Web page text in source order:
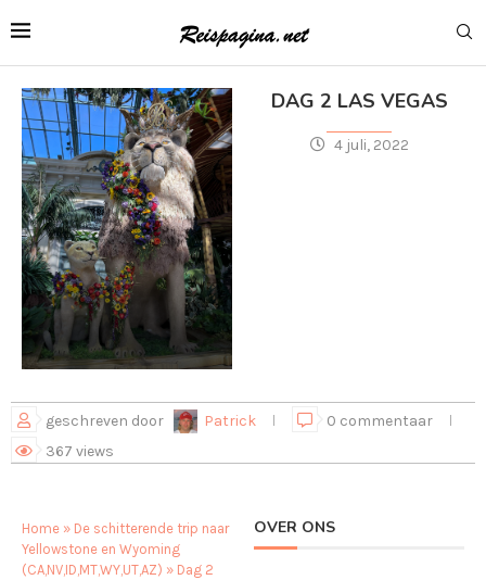
DAG 2 LAS VEGAS
4 juli, 2022
geschreven door Patrick
0 commentaar
367 views
Home » De schitterende trip naar
Yellowstone en Wyoming
(CA,NV,ID,MT,WY,UT,AZ) » Dag 2
OVER ONS